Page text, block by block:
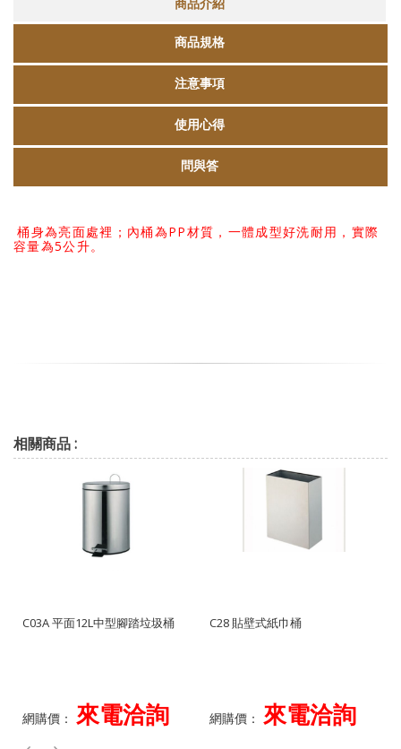
商品規格
注意事項
使用心得
問與答
桶身為亮面處裡；內桶為PP材質，一體成型好洗耐用，實際
容量為5公升。
相關商品 :
C03A 平面12L中型腳踏垃圾桶
網購價： 來電洽詢
C28 貼壁式紙巾桶
網購價： 來電洽詢